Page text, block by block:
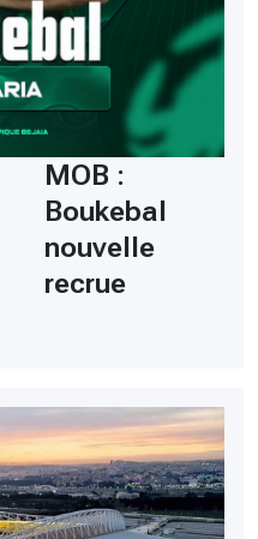
MOB :
Boukebal
nouvelle
recrue